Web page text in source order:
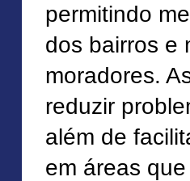
permitindo
dos bairros e
moradores.
reduzir
além de
em áreas